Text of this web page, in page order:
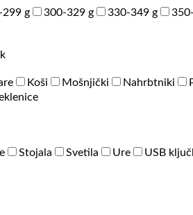
299 g 300-329 g 330-349 g
Koši Mošnjički Nahrbtniki
Stojala Svetila Ure USB